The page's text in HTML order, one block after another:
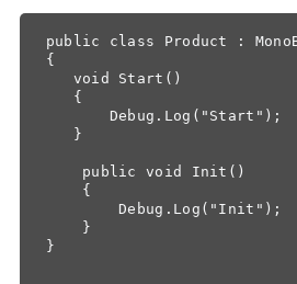
public class Product :
{
}